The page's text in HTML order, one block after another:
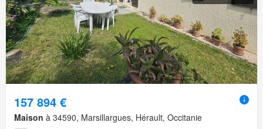
157 894 €
Maison à 34590, Marsillargues, Hérault, Occitanie